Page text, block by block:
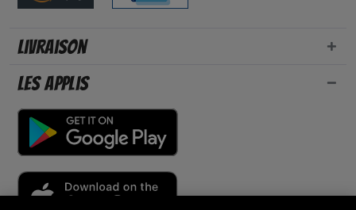
Livraison
Les applis